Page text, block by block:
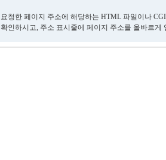
요청한 페이지 주소에 해당하는 HTML 파일이나
확인하시고, 주소 표시줄에 페이지 주소를 올바르게